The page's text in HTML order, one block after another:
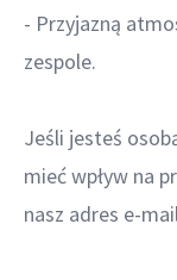
- Przyjazną
zespole.
Jeśli jesteś
mieć wpływ na
nasz adres e-